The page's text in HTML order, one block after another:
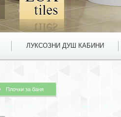
ЛУКСОЗНИ ДУШ КАБИНИ
Плочки за баня